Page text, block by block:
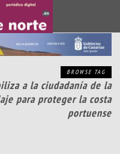
BROWSE TAG
a la ciudadanía de la
para proteger la costa
portuense